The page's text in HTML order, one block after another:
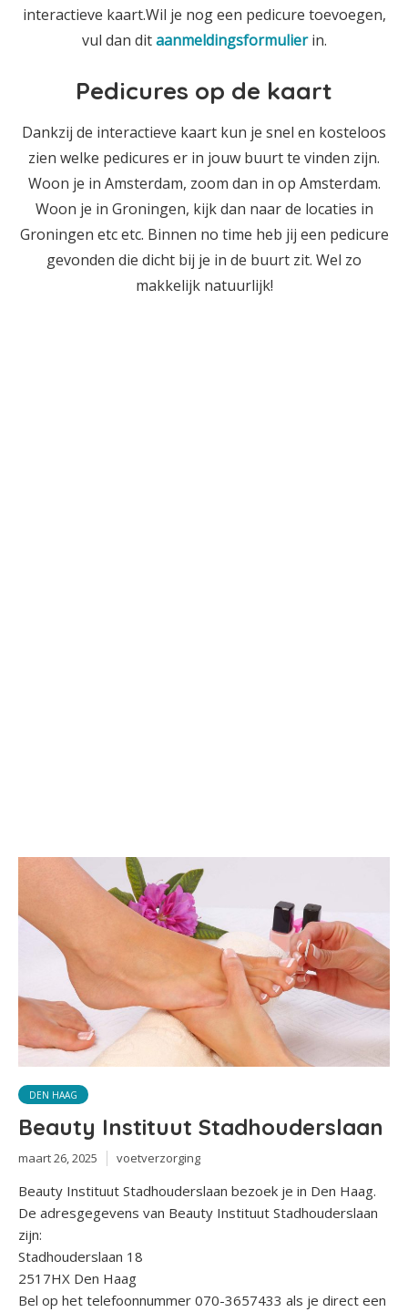
interactieve kaart.Wil je nog een pedicure toevoegen,
vul dan ditaanmeldingsformulierin.
Pedicures op de kaart
Dankzij de interactieve kaart kun je snel en kosteloos
zien welke pedicures er in jouw buurt te vinden zijn.
Woon je in Amsterdam, zoom dan in op Amsterdam.
Woon je in Groningen, kijk dan naar de locaties in
Groningen etc etc. Binnen no time heb jij een pedicure
gevonden die dicht bij je in de buurt zit. Wel zo
makkelijk natuurlijk!
DEN HAAG
Beauty Instituut Stadhouderslaan
maart 26, 2025 voetverzorging
Beauty Instituut Stadhouderslaan bezoek je in Den Haag.
De adresgegevens van Beauty Instituut Stadhouderslaan
zijn:
Stadhouderslaan 18
2517HX Den Haag
Bel op het telefoonnummer 070-3657433 als je direct een